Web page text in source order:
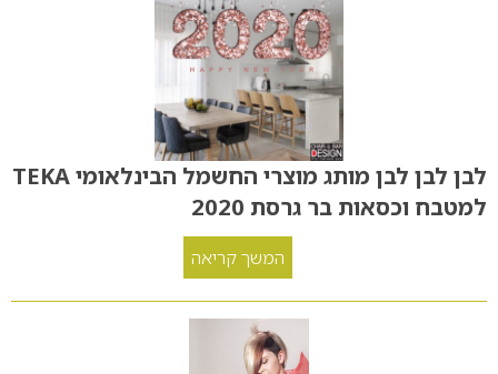
לבן לבן לבן מותג מוצרי החשמל הבינלאומי TEKA
למטבח וכסאות בר גרסת 2020
המשך קריאה